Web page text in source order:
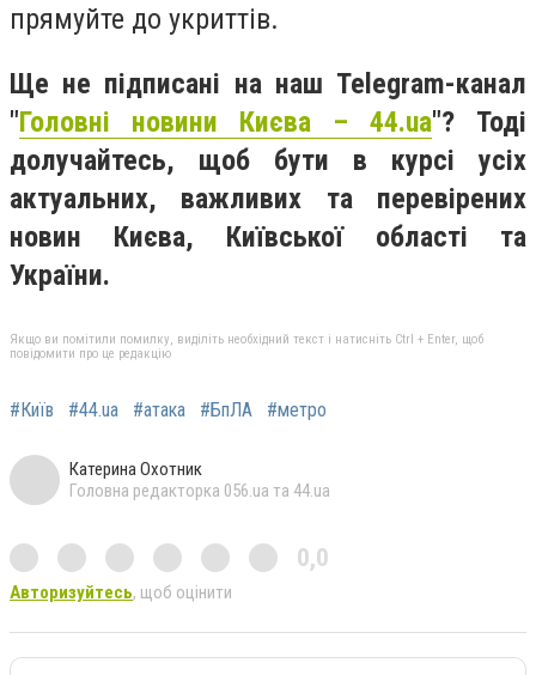
прямуйте до укриттів.
Ще не підписані на наш Telegram-канал
"Головні новини Києва – 44.ua"? Тоді
долучайтесь, щоб бути в курсі усіх
актуальних, важливих та перевірених
новин Києва, Київської області та
України.
Якщо ви помітили помилку, виділіть необхідний текст і натисніть Ctrl + Enter, щоб
повідомити про це редакцію
#Київ #44.ua #атака #БпЛА #метро
Катерина Охотник
Головна редакторка 056.ua та 44.ua
0,0
Авторизуйтесь, щоб оцінити